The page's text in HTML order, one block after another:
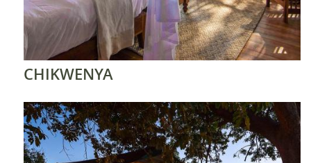
CHIKWENYA